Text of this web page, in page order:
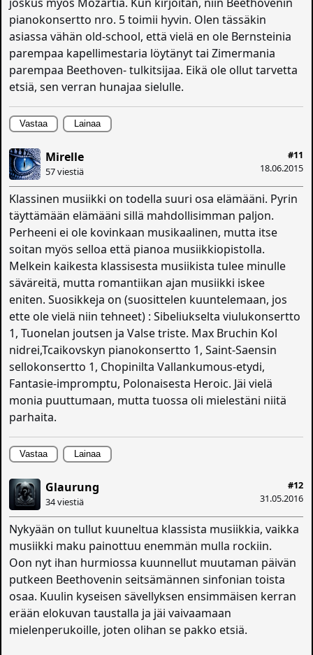
joskus myös Mozartia. Kun kirjoitan, niin Beethovenin
pianokonsertto nro. 5 toimii hyvin. Olen tässäkin
asiassa vähän old-school, että vielä en ole Bernsteinia
parempaa kapellimestaria löytänyt tai Zimermania
parempaa Beethoven- tulkitsijaa. Eikä ole ollut tarvetta
etsiä, sen verran hunajaa sielulle.
Vastaa Lainaa
#11
18.06.2015
Mirelle
57 viestiä
Klassinen musiikki on todella suuri osa elämääni. Pyrin
täyttämään elämääni sillä mahdollisimman paljon.
Perheeni ei ole kovinkaan musikaalinen, mutta itse
soitan myös selloa että pianoa musiikkiopistolla.
Melkein kaikesta klassisesta musiikista tulee minulle
säväreitä, mutta romantiikan ajan musiikki iskee
eniten. Suosikkeja on (suosittelen kuuntelemaan, jos
ette ole vielä niin tehneet) : Sibeliukselta viulukonsertto
1, Tuonelan joutsen ja Valse triste. Max Bruchin Kol
nidrei,Tcaikovskyn pianokonsertto 1, Saint-Saensin
sellokonsertto 1, Chopinilta Vallankumous-etydi,
Fantasie-impromptu, Polonaisesta Heroic. Jäi vielä
monia puuttumaan, mutta tuossa oli mielestäni niitä
parhaita.
Vastaa Lainaa
#12
31.05.2016
Glaurung
34 viestiä
Nykyään on tullut kuuneltua klassista musiikkia, vaikka
musiikki maku painottuu enemmän mulla rockiin.
Oon nyt ihan hurmiossa kuunnellut muutaman päivän
putkeen Beethovenin seitsämännen sinfonian toista
osaa. Kuulin kyseisen sävellyksen ensimmäisen kerran
erään elokuvan taustalla ja jäi vaivaamaan
mielenperukoille, joten olihan se pakko etsiä.